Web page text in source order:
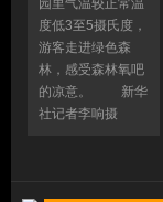
园里气温较正常温
度低3至5摄氏度，
游客走进绿色森
林，感受森林氧吧
的凉意。 新华
社记者李响摄